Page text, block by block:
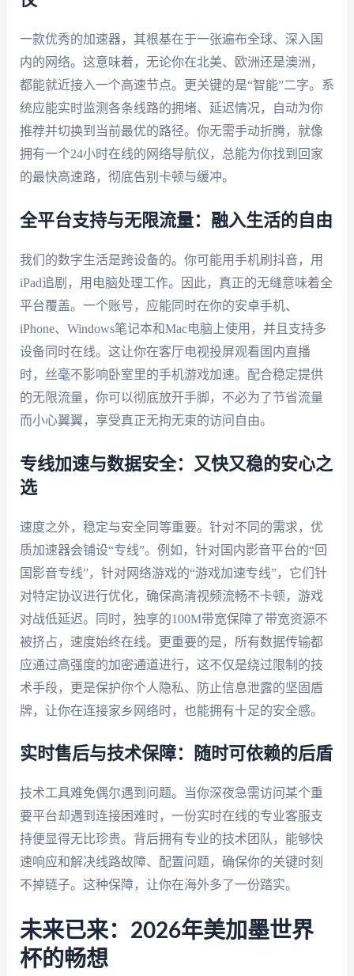
一款优秀的加速器，其根基在于一张遍布全球、深入国
内的网络。这意味着，无论你在北美、欧洲还是澳洲，
都能就近接入一个高速节点。更关键的是“智能”二字。系
统应能实时监测各条线路的拥堵、延迟情况，自动为你
推荐并切换到当前最优的路径。你无需手动折腾，就像
拥有一个24小时在线的网络导航仪，总能为你找到回家
的最快高速路，彻底告别卡顿与缓冲。
全平台支持与无限流量：融入生活的自由
我们的数字生活是跨设备的。你可能用手机刷抖音，用
iPad追剧，用电脑处理工作。因此，真正的无缝意味着全
平台覆盖。一个账号，应能同时在你的安卓手机、
iPhone、Windows笔记本和Mac电脑上使用，并且支持多
设备同时在线。这让你在客厅电视投屏观看国内直播
时，丝毫不影响卧室里的手机游戏加速。配合稳定提供
的无限流量，你可以彻底放开手脚，不必为了节省流量
而小心翼翼，享受真正无拘无束的访问自由。
专线加速与数据安全：又快又稳的安心之
选
速度之外，稳定与安全同等重要。针对不同的需求，优
质加速器会铺设“专线”。例如，针对国内影音平台的“回
国影音专线”，针对网络游戏的“游戏加速专线”，它们针
对特定协议进行优化，确保高清视频流畅不卡顿，游戏
对战低延迟。同时，独享的100M带宽保障了带宽资源不
被挤占，速度始终在线。更重要的是，所有数据传输都
应通过高强度的加密通道进行，这不仅是绕过限制的技
术手段，更是保护你个人隐私、防止信息泄露的坚固盾
牌，让你在连接家乡网络时，也能拥有十足的安全感。
实时售后与技术保障：随时可依赖的后盾
技术工具难免偶尔遇到问题。当你深夜急需访问某个重
要平台却遇到连接困难时，一份实时在线的专业客服支
持便显得无比珍贵。背后拥有专业的技术团队，能够快
速响应和解决线路故障、配置问题，确保你的关键时刻
不掉链子。这种保障，让你在海外多了一份踏实。
未来已来：2026年美加墨世界
杯的畅想